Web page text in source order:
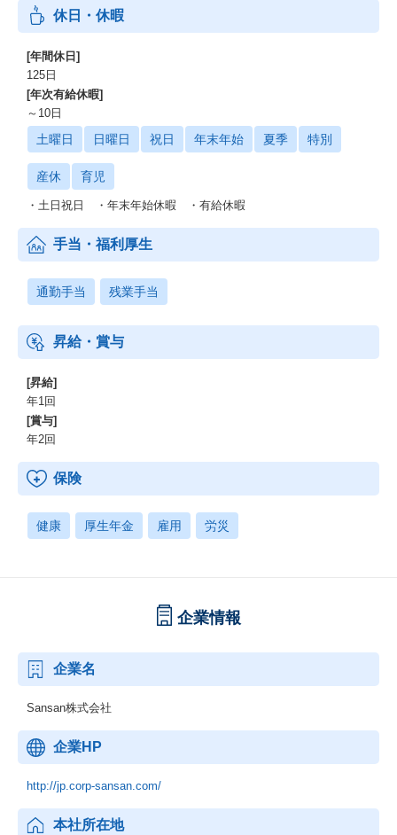
休日・休暇
[年間休日]
125日
[年次有給休暇]
～10日
土曜日 日曜日 祝日 年末年始 夏季 特別
産休 育児
・土日祝日 ・年末年始休暇 ・有給休暇
手当・福利厚生
通勤手当 残業手当
昇給・賞与
[昇給]
年1回
[賞与]
年2回
保険
健康 厚生年金 雇用 労災
企業情報
企業名
Sansan株式会社
企業HP
http://jp.corp-sansan.com/
本社所在地